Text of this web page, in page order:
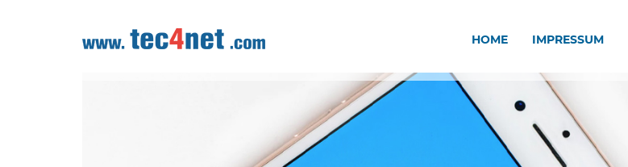
HOME IMPRESSUM